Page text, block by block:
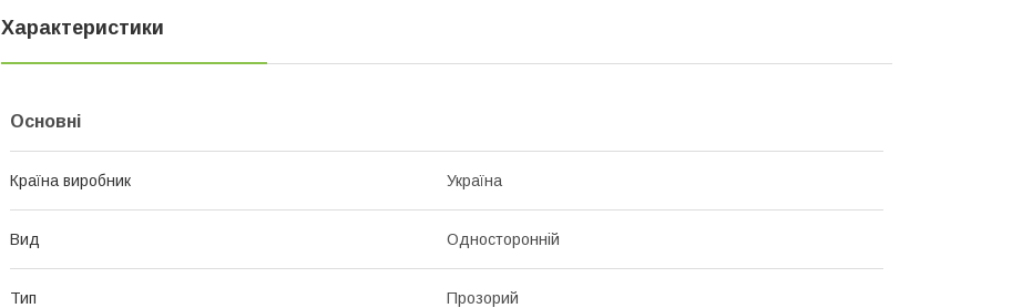
Характеристики
Основні
Країна виробник Україна
Вид Односторонній
Тип Прозорий